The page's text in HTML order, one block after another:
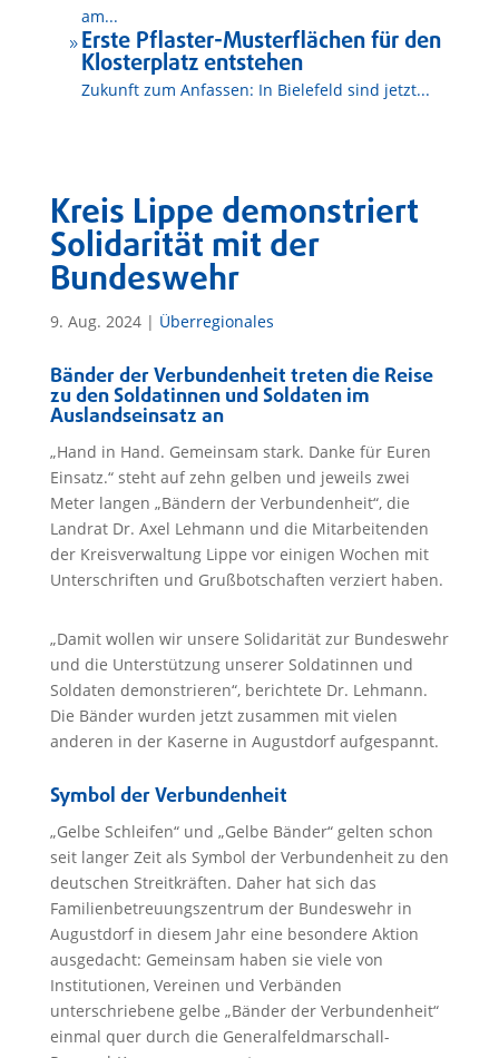
am...
9 Erste Pflaster-Musterflächen für den
Klosterplatz entstehen
Zukunft zum Anfassen: In Bielefeld sind jetzt...
Kreis Lippe demonstriert
Solidarität mit der
Bundeswehr
9. Aug. 2024| Überregionales
Bänder der Verbundenheit treten die Reise
zu den Soldatinnen und Soldaten im
Auslandseinsatz an
„Hand in Hand. Gemeinsam stark. Danke für Euren
Einsatz.“ steht auf zehn gelben und jeweils zwei
Meter langen „Bändern der Verbundenheit“, die
Landrat Dr. Axel Lehmann und die Mitarbeitenden
der Kreisverwaltung Lippe vor einigen Wochen mit
Unterschriften und Grußbotschaften verziert haben.
„Damit wollen wir unsere Solidarität zur Bundeswehr
und die Unterstützung unserer Soldatinnen und
Soldaten demonstrieren“, berichtete Dr. Lehmann.
Die Bänder wurden jetzt zusammen mit vielen
anderen in der Kaserne in Augustdorf aufgespannt.
Symbol der Verbundenheit
„Gelbe Schleifen“ und „Gelbe Bänder“ gelten schon
seit langer Zeit als Symbol der Verbundenheit zu den
deutschen Streitkräften. Daher hat sich das
Familienbetreuungszentrum der Bundeswehr in
Augustdorf in diesem Jahr eine besondere Aktion
ausgedacht: Gemeinsam haben sie viele von
Institutionen, Vereinen und Verbänden
unterschriebene gelbe „Bänder der Verbundenheit“
einmal quer durch die Generalfeldmarschall-